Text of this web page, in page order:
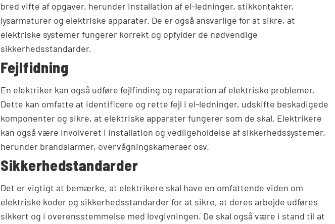
bred vifte af opgaver, herunder installation af el-ledninger, stikkontakter,
lysarmaturer og elektriske apparater. De er også ansvarlige for at sikre, at
elektriske systemer fungerer korrekt og opfylder de nødvendige
sikkerhedsstandarder.
Fejlfidning
En elektriker kan også udføre fejlfinding og reparation af elektriske problemer.
Dette kan omfatte at identificere og rette fejl i el-ledninger, udskifte beskadigede
komponenter og sikre, at elektriske apparater fungerer som de skal. Elektrikere
kan også være involveret i installation og vedligeholdelse af sikkerhedssystemer,
herunder brandalarmer, overvågningskameraer osv.
Sikkerhedstandarder
Det er vigtigt at bemærke, at elektrikere skal have en omfattende viden om
elektriske koder og sikkerhedsstandarder for at sikre, at deres arbejde udføres
sikkert og i overensstemmelse med lovgivningen. De skal også være i stand til at